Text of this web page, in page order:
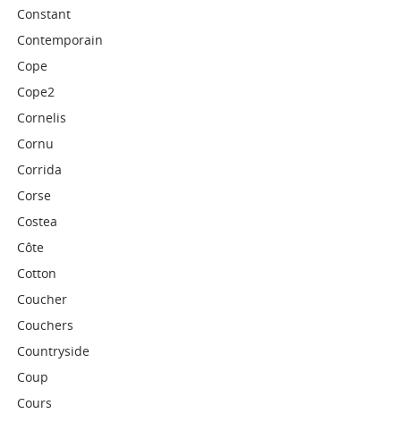
Constant
Contemporain
Cope
Cope2
Cornelis
Cornu
Corrida
Corse
Costea
Côte
Cotton
Coucher
Couchers
Countryside
Coup
Cours